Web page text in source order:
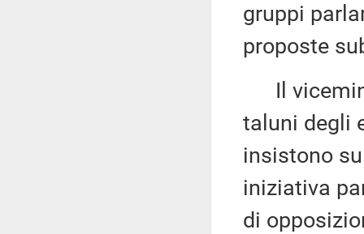
gruppi
proposte
Il
taluni degli
insistono
iniziativa
di